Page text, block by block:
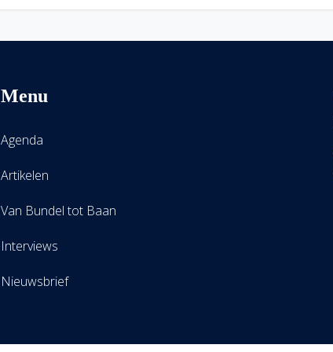
Menu
Agenda
Artikelen
Van Bundel tot Baan
Interviews
Nieuwsbrief